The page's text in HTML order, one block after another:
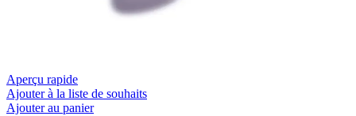
Aperçu rapide
Ajouter à la liste de souhaits
Ajouter au panier